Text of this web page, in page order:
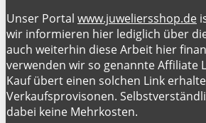
Unser Portal www.juweliersshop.de
wir informieren hier lediglich über
auch weiterhin diese Arbeit hier
verwenden wir so genannte Affiliate
Kauf übert einen solchen Link
Verkaufsprovisonen.
dabei keine Mehrkosten.